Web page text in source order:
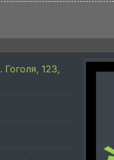
Гоголя, 123,